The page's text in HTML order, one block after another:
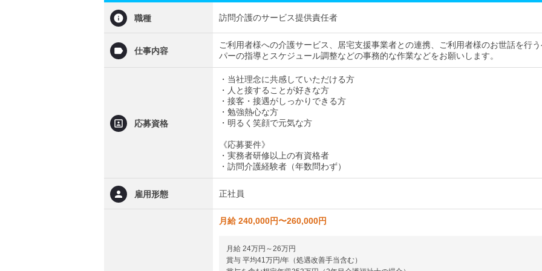
職種 訪問介護のサービス提供責任者
仕事内容
ご利用者様への介護サービス、居宅支援事業者との連携、ご利用者様のお世話を行
パーの指導とスケジュール調整などの事務的な作業などをお願いします。
応募資格
・当社理念に共感していただける方
・人と接することが好きな方
・接客・接遇がしっかりできる方
・勉強熱心な方
・明るく笑顔で元気な方
《応募要件》
・実務者研修以上の有資格者
・訪問介護経験者（年数問わず）
雇用形態 正社員
月給 240,000円〜260,000円
月給 24万円～26万円
賞与 平均41万円/年（処遇改善手当含む）